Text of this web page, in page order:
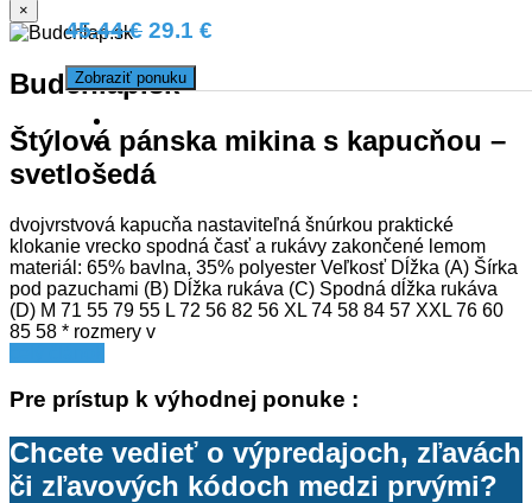
45.44 € 29.1 €
Zobraziť ponuku
×
Budchlap.sk
Štýlová pánska mikina s kapucňou –
svetlošedá
dvojvrstvová kapucňa nastaviteľná šnúrkou praktické
klokanie vrecko spodná časť a rukávy zakončené lemom
materiál: 65% bavlna, 35% polyester Veľkosť Dĺžka (A) Šírka
pod pazuchami (B) Dĺžka rukáva (C) Spodná dĺžka rukáva
(D) M 71 55 79 55 L 72 56 82 56 XL 74 58 84 57 XXL 76 60
85 58 * rozmery v
Pre prístup k výhodnej ponuke :
Chcete vedieť o výpredajoch, zľavách
či zľavových kódoch medzi prvými?